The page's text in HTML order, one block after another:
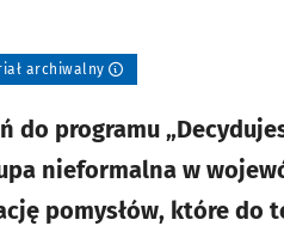
archiwalny
do programu
nieformalna w
pomysłów, które do